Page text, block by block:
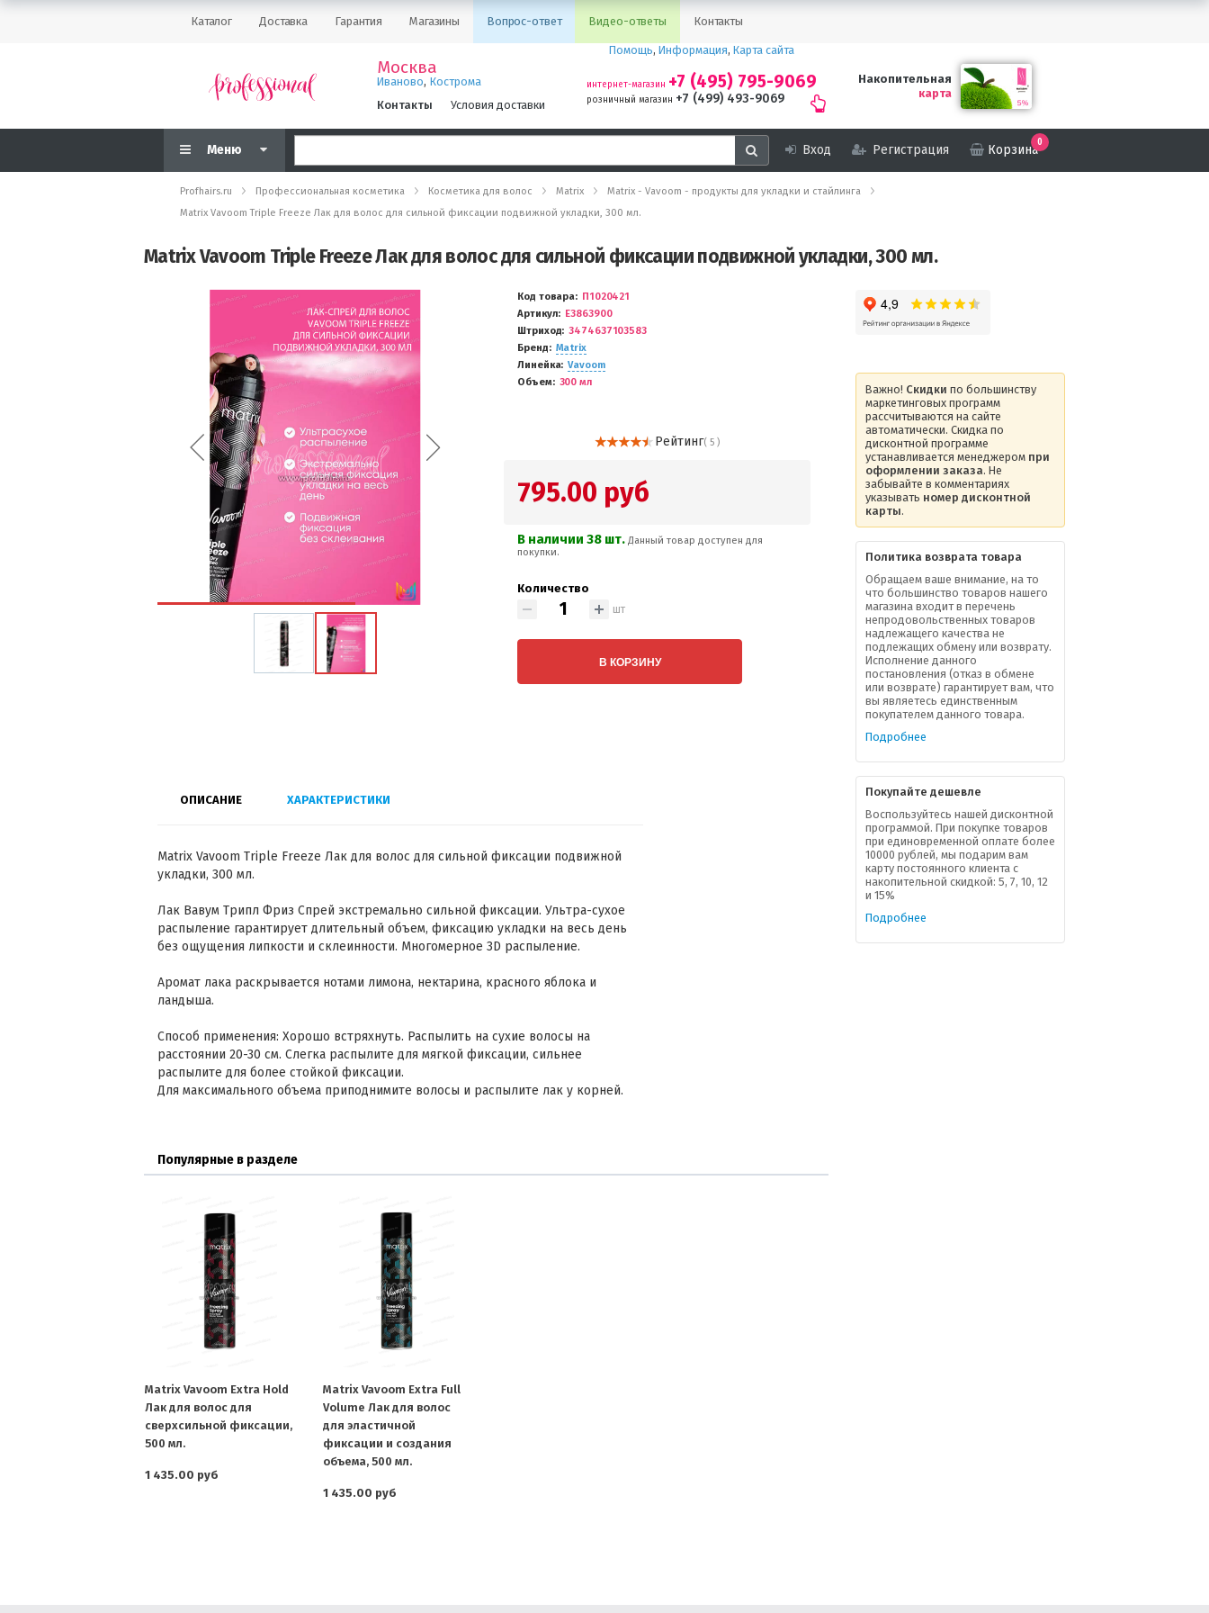
Каталог Доставка Гарантия Магазины Вопрос-ответ Видео-ответы Контакты
Москва
Иваново, Кострома
Контакты
Условия доставки
Помощь, Информация, Карта сайта
интернет-магазин +7 (495) 795-9069
розничный магазин +7 (499) 493-9069
Накопительная
карта
Меню Вход Регистрация Корзина
0
Profhairs.ru Профессиональная косметика Косметика для волос Matrix
Matrix - Vavoom - продукты для укладки и стайлинга
Matrix Vavoom Triple Freeze Лак для волос для сильной фиксации подвижной укладки, 300 мл.
Matrix Vavoom Triple Freeze Лак для волос для сильной фиксации подвижной укладки, 300 мл.
Код товара
П1020421
Артикул
E3863900
Штриход
3474637103583
Бренд
Matrix
Линейка
Vavoom
Объем
300 мл
Рейтинг( 5 )
795.00 руб
В наличии 38 шт.Данный товар доступен для
покупки.
Количество
шт
В КОРЗИНУ
ОПИСАНИЕ ХАРАКТЕРИСТИКИ
Matrix Vavoom Triple Freeze Лак для волос для сильной фиксации подвижной
укладки, 300 мл.
Лак Вавум Трипл Фриз Спрей экстремально сильной фиксации. Ультра-сухое
распыление гарантирует длительный объем, фиксацию укладки на весь день
без ощущения липкости и склеинности. Многомерное 3D распыление.
Аромат лака раскрывается нотами лимона, нектарина, красного яблока и
ландыша.
Способ применения: Хорошо встряхнуть. Распылить на сухие волосы на
расстоянии 20-30 см. Слегка распылите для мягкой фиксации, сильнее
распылите для более стойкой фиксации.
Для максимального объема приподнимите волосы и распылите лак у корней.
Популярные в разделе
Matrix Vavoom Extra Hold
Лак для волос для
сверхсильной фиксации,
500 мл.
1 435.00 руб
Matrix Vavoom Extra Full
Volume Лак для волос
для эластичной
фиксации и создания
объема, 500 мл.
1 435.00 руб
Важно! Скидки по большинству
маркетинговых программ
рассчитываются на сайте
автоматически. Скидка по
дисконтной программе
устанавливается менеджером при
оформлении заказа. Не
забывайте в комментариях
указывать номер дисконтной
карты.
Политика возврата товара
Обращаем ваше внимание, на то
что большинство товаров нашего
магазина входит в перечень
непродовольственных товаров
надлежащего качества не
подлежащих обмену или возврату.
Исполнение данного
постановления (отказ в обмене
или возврате) гарантирует вам, что
вы являетесь единственным
покупателем данного товара.
Подробнее
Покупайте дешевле
Воспользуйтесь нашей дисконтной
программой. При покупке товаров
при единовременной оплате более
10000 рублей, мы подарим вам
карту постоянного клиента с
накопительной скидкой: 5, 7, 10, 12
и 15%
Подробнее